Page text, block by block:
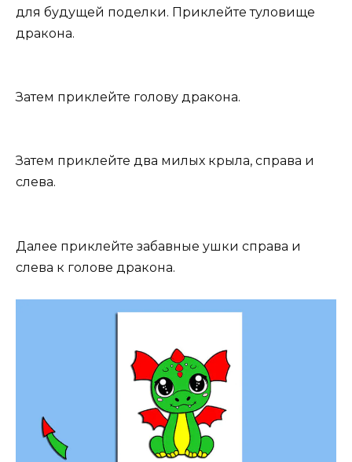
для будущей поделки. Приклейте туловище
дракона.
Затем приклейте голову дракона.
Затем приклейте два милых крыла, справа и
слева.
Далее приклейте забавные ушки справа и
слева к голове дракона.